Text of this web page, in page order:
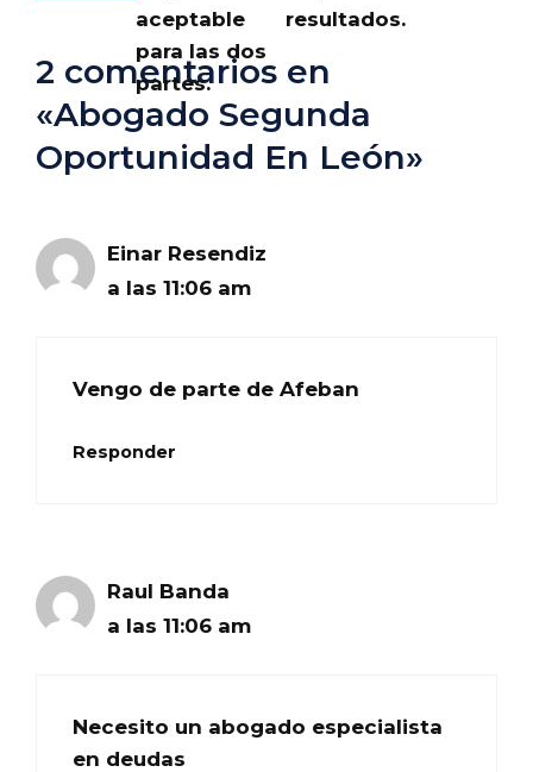
aceptable
para las dos
partes.
resultados.
2 comentarios en
«Abogado Segunda
Oportunidad En León»
Einar Resendiz
a las 11:06 am
Vengo de parte de Afeban
Responder
Raul Banda
a las 11:06 am
Necesito un abogado especialista
en deudas